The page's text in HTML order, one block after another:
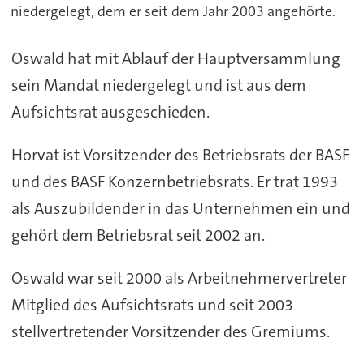
niedergelegt, dem er seit dem Jahr 2003 angehörte.
Oswald hat mit Ablauf der Hauptversammlung
sein Mandat niedergelegt und ist aus dem
Aufsichtsrat ausgeschieden.
Horvat ist Vorsitzender des Betriebsrats der BASF
und des BASF Konzernbetriebsrats. Er trat 1993
als Auszubildender in das Unternehmen ein und
gehört dem Betriebsrat seit 2002 an.
Oswald war seit 2000 als Arbeitnehmervertreter
Mitglied des Aufsichtsrats und seit 2003
stellvertretender Vorsitzender des Gremiums.